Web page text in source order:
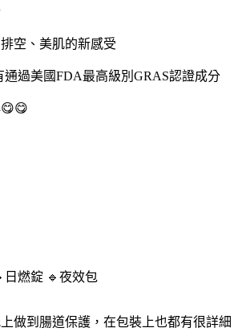
空、美肌的新感受
通過美國FDA最高級別GRAS認證成分
日燃錠 🔹夜效包
做到腸道保護，在包裝上也都有很詳細